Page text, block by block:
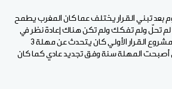
بعد تبني القرار يختلف عما كان المغرب يطمح
لم تحلّ ولم تفكك ولم تكن هناك إعادة نظر في
عهدتها، بل على العكس، مشروع القرار الأولي كان يتحدث عن مهلة 3
أصبحت المهلة سنة وفق تجديد عادي كما كان